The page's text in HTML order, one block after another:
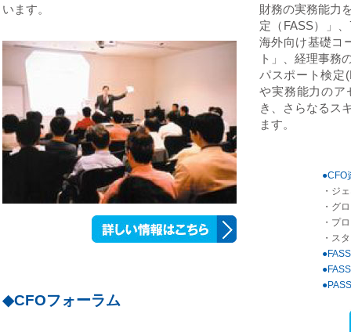
います。
◆CFOフォーラム
財務の実務能力
定（FASS）」
海外向け基礎コ
ト」、経理事務
パスポート検定
や実務能力のア
き、さらなるス
ます。
●CFO
・ジ
・グ
・プ
・ス
●
●PASS